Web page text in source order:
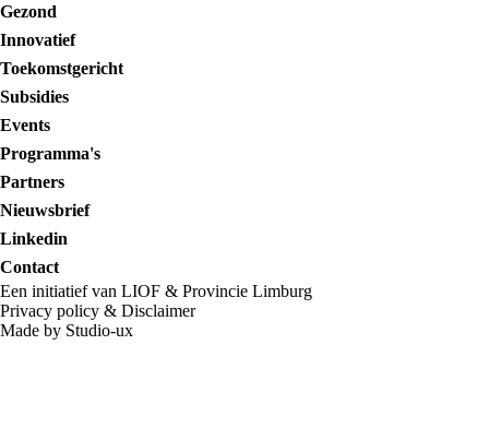
Gezond
Innovatief
Toekomstgericht
Subsidies
Events
Programma's
Partners
Nieuwsbrief
Linkedin
Contact
Een initiatief van LIOF & Provincie Limburg
Privacy policy & Disclaimer
Made by Studio-ux